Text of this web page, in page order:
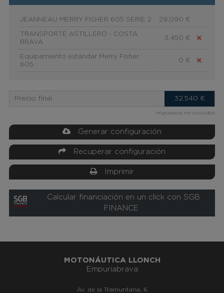
JEANNEAU MERRY FISHER 605 SERIE 2 29.090 €
TRANSPORTE ASTILLERO - COSTA
BRAVA
3.450 €
Equipamiento estándar Merry Fisher
605
0 €
Precio final 32.540 €
Impuestos no incluidos
Generar configuración
Recuperar configuración
Imprimir
Calcular financiación en un click con SGB
FINANCE
MOTONÁUTICA LLONCH
Empuriabrava
Av. de la Tramuntana, 6